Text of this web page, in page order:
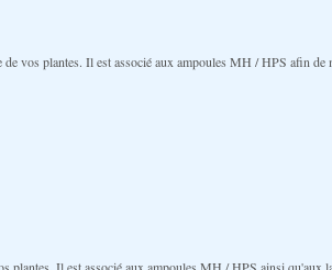
vos plantes. Il est associé aux ampoules MH / HPS afin